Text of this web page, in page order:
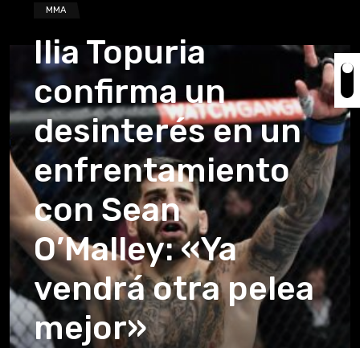
MMA
Ilia Topuria
confirma un
desinterés en un
enfrentamiento
con Sean
O’Malley: «Ya
vendrá otra pelea
mejor»